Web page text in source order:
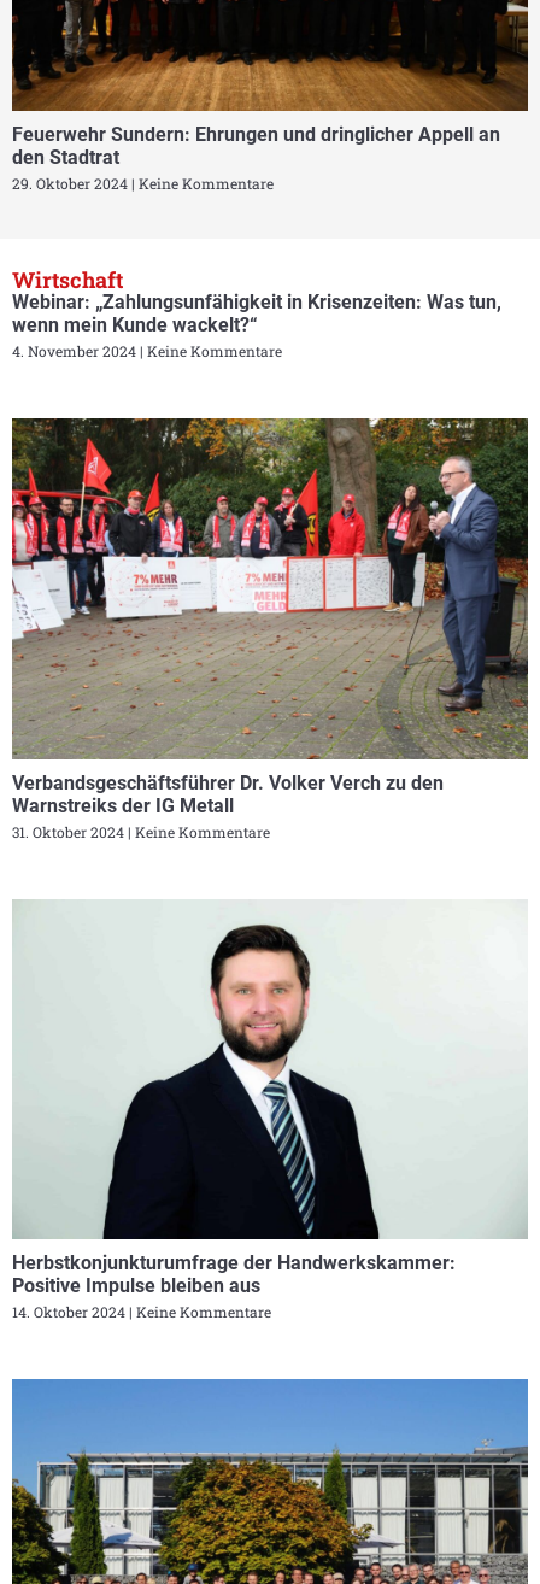
Feuerwehr Sundern: Ehrungen und dringlicher Appell an
den Stadtrat
29. Oktober 2024 Keine Kommentare
Wirtschaft
Webinar: „Zahlungsunfähigkeit in Krisenzeiten: Was tun,
wenn mein Kunde wackelt?“
4. November 2024 Keine Kommentare
Verbandsgeschäftsführer Dr. Volker Verch zu den
Warnstreiks der IG Metall
31. Oktober 2024 Keine Kommentare
Herbstkonjunkturumfrage der Handwerkskammer:
Positive Impulse bleiben aus
14. Oktober 2024 Keine Kommentare